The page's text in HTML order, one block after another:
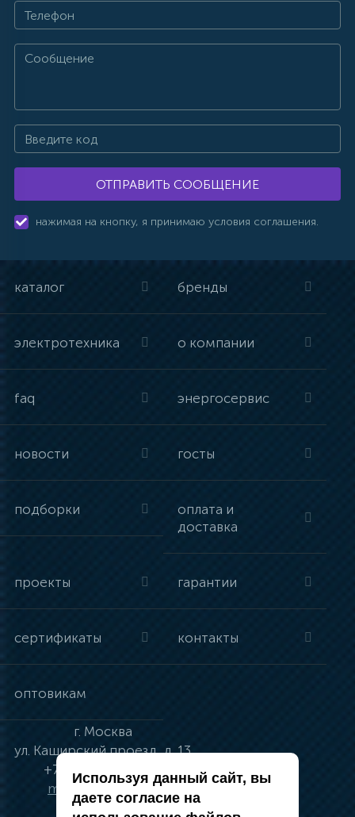
ОТПРАВИТЬ СООБЩЕНИЕ
нажимая на кнопку, я принимаю условия соглашения.
каталог бренды
электротехника о компании
faq энергосервис
новости госты
подборки
оплата и
доставка
проекты гарантии
сертификаты контакты
оптовикам
г. Москва
ул. Каширский проезд, д. 13
+7 (495) 134-41-83
moskva@vincci.ru
Используя данный сайт, вы
даете согласие на